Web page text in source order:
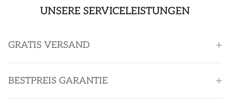
UNSERE SERVICELEISTUNGEN
GRATIS VERSAND
BESTPREIS GARANTIE